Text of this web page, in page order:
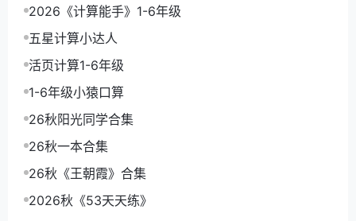
2026《计算能手》1-6年级
五星计算小达人
活页计算1-6年级
1-6年级小猿口算
26秋阳光同学合集
26秋一本合集
26秋《王朝霞》合集
2026秋《53天天练》